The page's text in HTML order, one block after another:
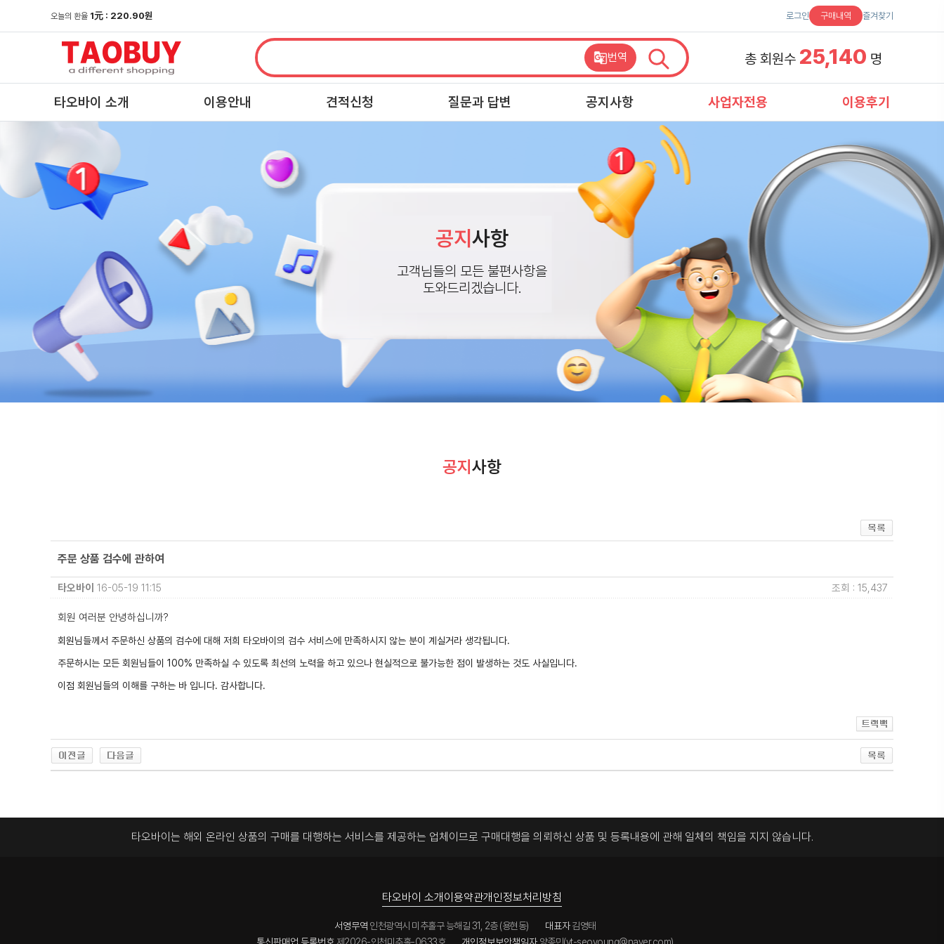
오늘의 환율 1元 : 220.90원 로그인 구매내역 즐겨찾기
번역 총 회원수 25,140 명
타오바이 소개 이용안내 견적신청 질문과 답변 공지사항 사업자전용 이용후기
공지 사항
고객님들의 모든 불편사항을
도와드리겠습니다.
공지 사항
주문 상품 검수에 관하여
타오바이 16-05-19 11:15 조회 : 15,437
회원 여러분 안녕하십니까?
회원님들께서 주문하신 상품의 검수에 대해 저희 타오바이의 검수 서비스에 만족하시지 않는 분이 계실거라 생각됩니다.
주문하시는 모든 회원님들이 100% 만족하실 수 있도록 최선의 노력을 하고 있으나 현실적으로 불가능한 점이 발생하는 것도 사실입니다.
이점 회원님들의 이해를 구하는 바 입니다. 감사합니다.
타오바이는 해외 온라인 상품의 구매를 대행하는 서비스를 제공하는 업체이므로 구매대행을 의뢰하신 상품 및 등록내용에 관해 일체의 책임을 지지 않습니다.
타오바이 소개이용약관개인정보처리방침
서영무역 인천광역시 미추홀구 능해길 31, 2층 (용현동) 대표자김영태